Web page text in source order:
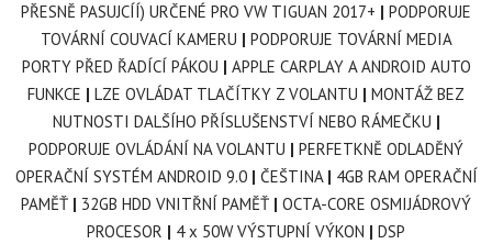
PŘESNĚ PASUJCÍÍ) URČENÉ PRO VW TIGUAN 2017+ | PODPORUJE
TOVÁRNÍ COUVACÍ KAMERU | PODPORUJE TOVÁRNÍ MEDIA
PORTY PŘED ŘADÍCÍ PÁKOU | APPLE CARPLAY A ANDROID AUTO
FUNKCE | LZE OVLÁDAT TLAČÍTKY Z VOLANTU | MONTÁŽ BEZ
NUTNOSTI DALŠÍHO PŘÍSLUŠENSTVÍ NEBO RÁMEČKU |
PODPORUJE OVLÁDÁNÍ NA VOLANTU | PERFETKNĚ ODLADĚNÝ
OPERAČNÍ SYSTÉM ANDROID 9.0| ČEŠTINA | 4GB RAM OPERAČNÍ
PAMĚŤ | 32GB HDD VNITŘNÍ PAMĚŤ | OCTA-CORE OSMIJÁDROVÝ
PROCESOR | 4 x 50W VÝSTUPNÍ VÝKON | DSP